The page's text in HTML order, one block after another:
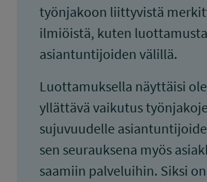
työnjakoon liittyvistä
ilmiöistä, kuten luottamusta
asiantuntijoiden välillä.
Luottamuksella näyttäisi
yllättävä vaikutus
sujuvuudelle
sen seurauksena myös
saamiin palveluihin. Siksi